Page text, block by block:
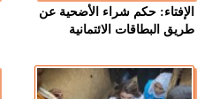
الإفتاء: حكم شراء الأضحية عن
طريق البطاقات الائتمانية